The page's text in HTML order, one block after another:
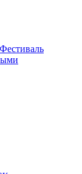
Фестиваль